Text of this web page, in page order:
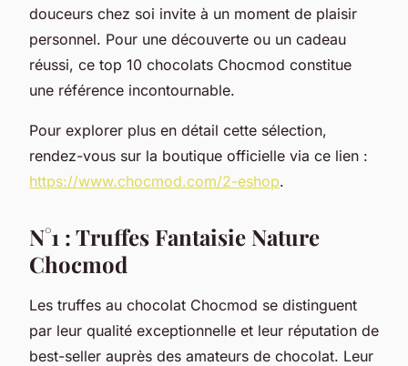
douceurs chez soi invite à un moment de plaisir
personnel. Pour une découverte ou un cadeau
réussi, ce top 10 chocolats Chocmod constitue
une référence incontournable.
Pour explorer plus en détail cette sélection,
rendez-vous sur la boutique officielle via ce lien :
https://www.chocmod.com/2-eshop.
N°1 : Truffes Fantaisie Nature
Chocmod
Les truffes au chocolat Chocmod se distinguent
par leur qualité exceptionnelle et leur réputation de
best-seller auprès des amateurs de chocolat. Leur